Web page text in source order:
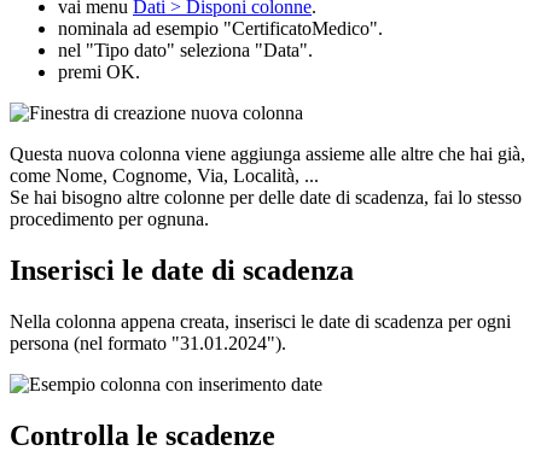
vai menu Dati > Disponi colonne.
nominala ad esempio "CertificatoMedico".
nel "Tipo dato" seleziona "Data".
premi OK.
Questa nuova colonna viene aggiunga assieme alle altre che hai già,
come Nome, Cognome, Via, Località, ...
Se hai bisogno altre colonne per delle date di scadenza, fai lo stesso
procedimento per ognuna.
Inserisci le date di scadenza
Nella colonna appena creata, inserisci le date di scadenza per ogni
persona (nel formato "31.01.2024").
Controlla le scadenze